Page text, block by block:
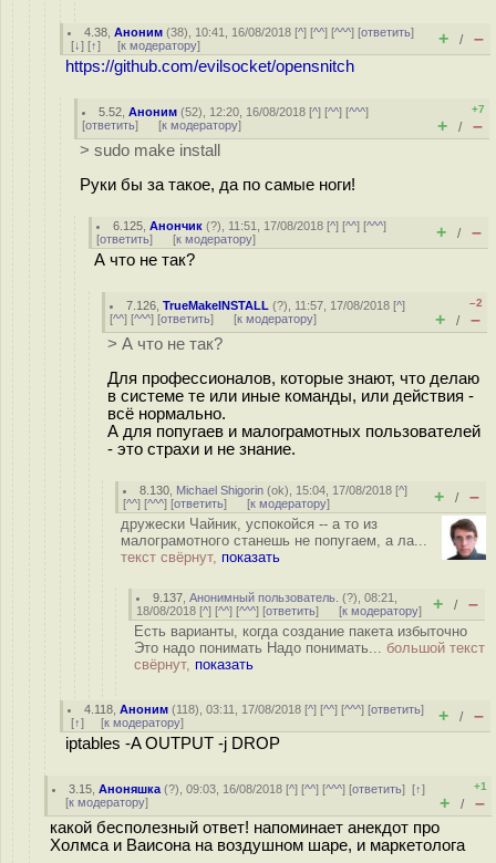
4.38 ,Аноним (38), 10:41, 16/08/2018 [^] [^^] [^^^] [ответить]
[↓] [↑] [к модератору] + / –
https://github.com/evilsocket/opensnitch
5.52 ,Аноним (52), 12:20, 16/08/2018 [^] [^^] [^^^]
[ответить] [к модератору]
+7
+ / –
> sudo make install
Руки бы за такое, да по самые ноги!
6.125 ,Анончик (?), 11:51, 17/08/2018 [^] [^^] [^^^]
[ответить] [к модератору] + / –
А что не так?
7.126 ,TrueMakeINSTALL (?), 11:57, 17/08/2018 [^]
[^^] [^^^] [ответить] [к модератору]
–2
+ / –
> А что не так?
Для профессионалов, которые знают, что делаю
в системе те или иные команды, или действия -
всё нормально.
А для попугаев и малограмотных пользователей
- это страхи и не знание.
8.130 Michael Shigorin (ok), 15:04, 17/08/2018 [^]
[^^] [^^^] [ответить] [к модератору] + / –
дружески Чайник, успокойся -- а то из
малограмотного станешь не попугаем, а ла...
текст свёрнут, показать
9.137 ,Анонимный пользователь. (?), 08:21,
18/08/2018 [^] [^^] [^^^] [ответить] [к модератору] + / –
Есть варианты, когда создание пакета избыточно
Это надо понимать Надо понимать... большой текст
свёрнут, показать
4.118 ,Аноним (118), 03:11, 17/08/2018 [^] [^^] [^^^] [ответить]
[↑] [к модератору] + / –
iptables -A OUTPUT -j DROP
3.15 ,Аноняшка (?), 09:03, 16/08/2018 [^] [^^] [^^^] [ответить][↑]
[к модератору]
+1
+ / –
какой бесполезный ответ! напоминает анекдот про
Холмса и Ваисона на воздушном шаре, и маркетолога